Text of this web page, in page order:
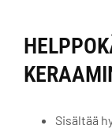
Sisältää